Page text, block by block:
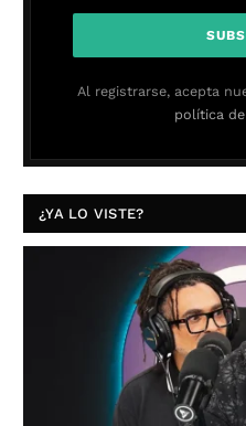
Al registrarse, acepta
política
¿YA LO VISTE?